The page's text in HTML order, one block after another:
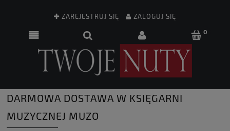
ZAREJESTRUJ SIĘ ZALOGUJ SIĘ
DARMOWA DOSTAWA W KSIĘGARNI
MUZYCZNEJ MUZO